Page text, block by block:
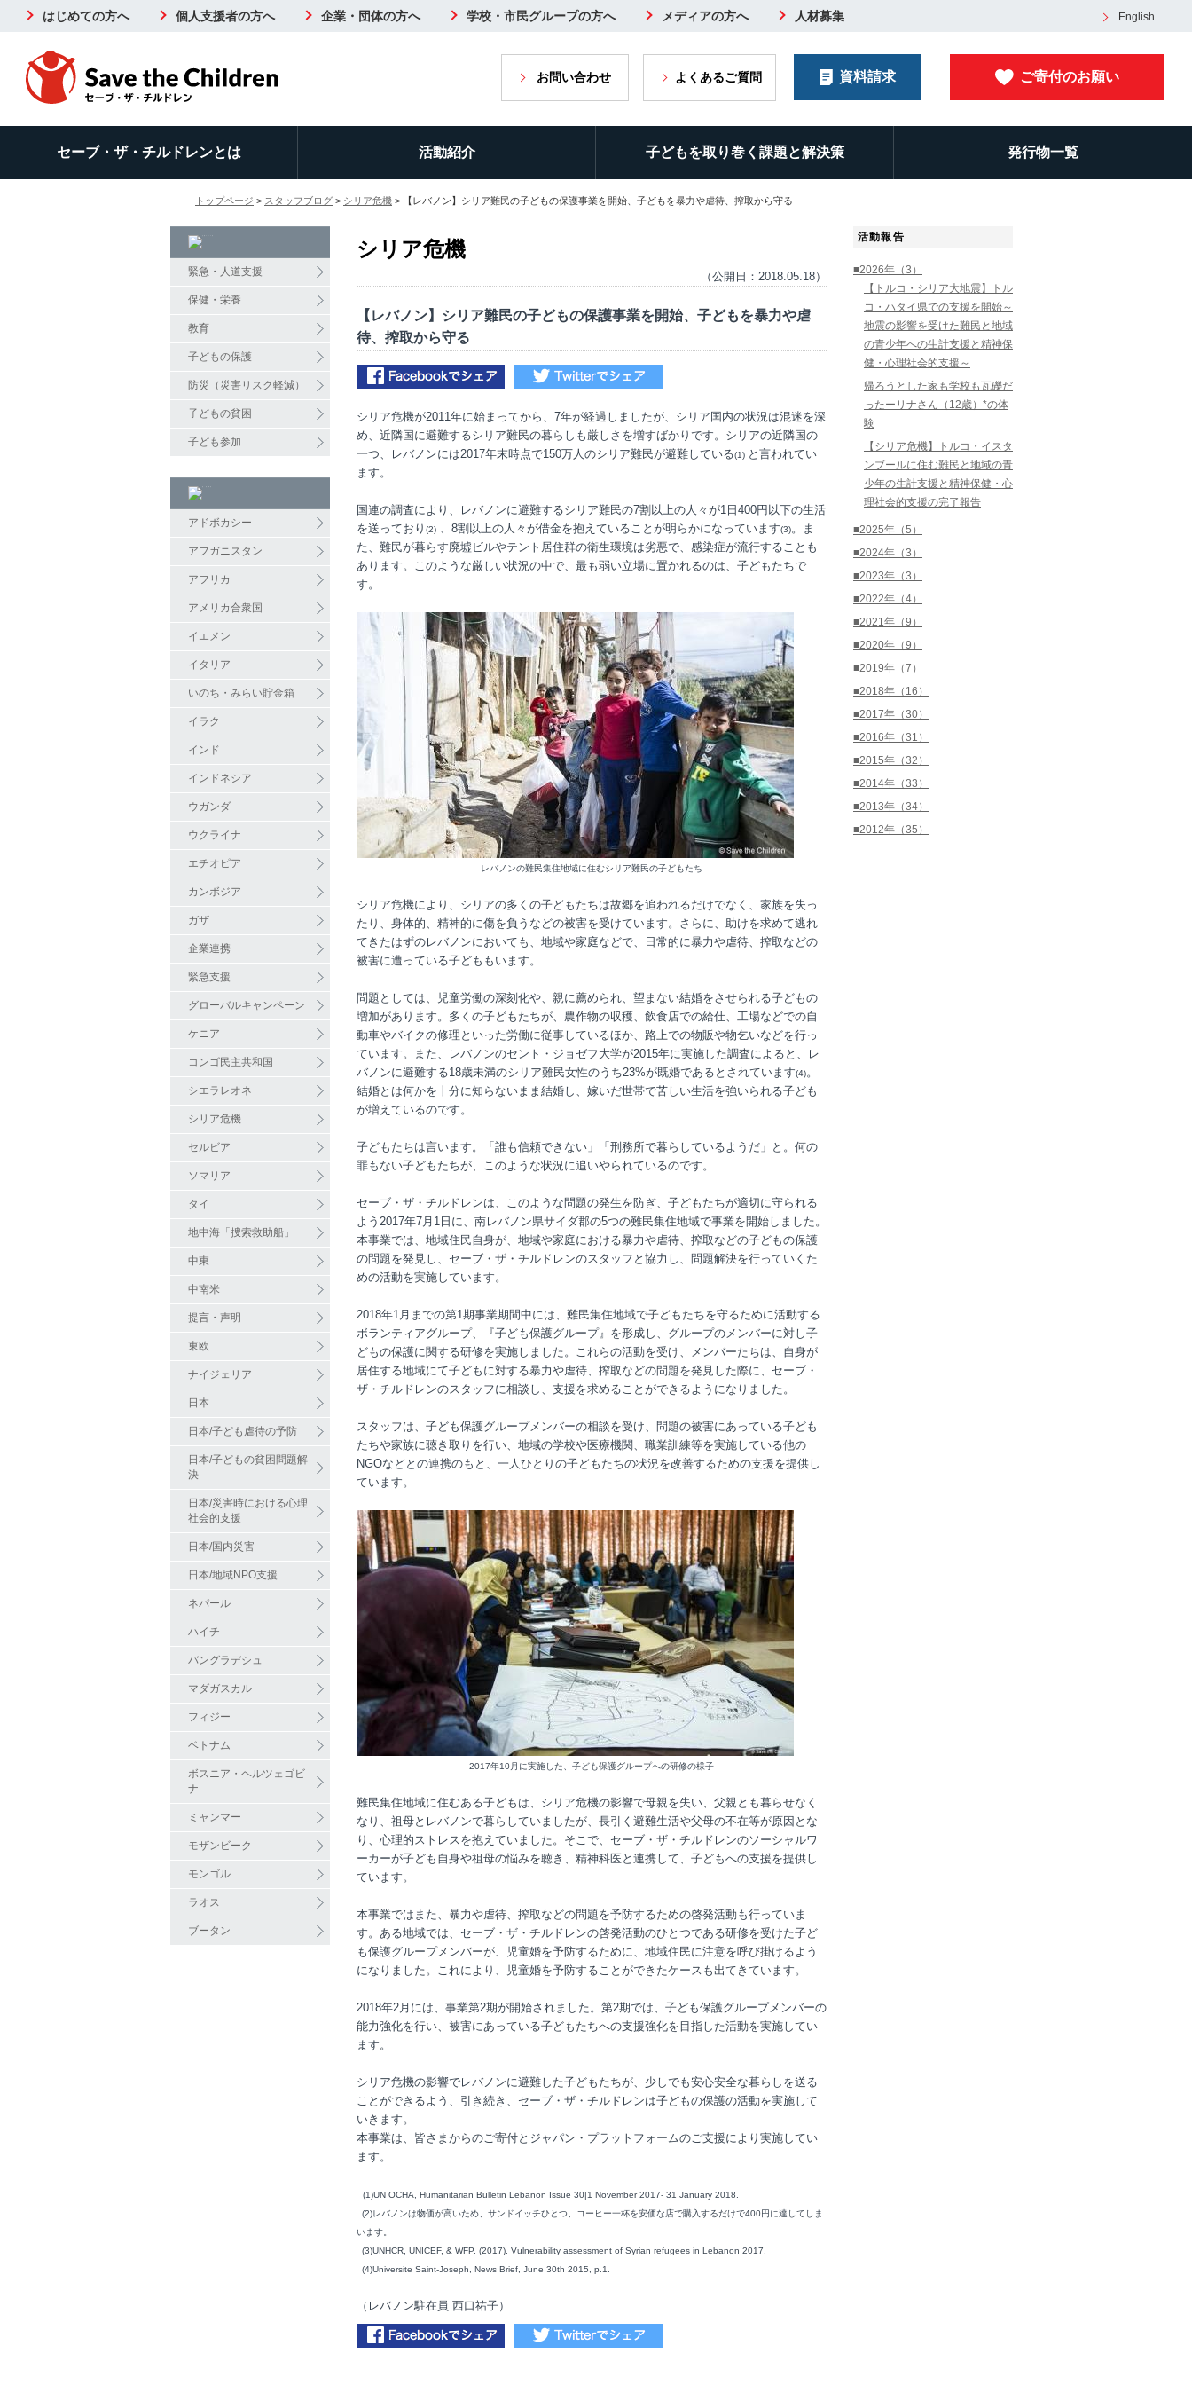
はじめての方へ 個人支援者の方へ 企業・団体の方へ 学校・市民グループの方へ メディアの方へ 人材募集 English
お問い合わせ よくあるご質問 資料請求 ご寄付のお願い
セーブ・ザ・チルドレンとは 活動紹介 子どもを取り巻く課題と解決策 発行物一覧
トップページ > スタッフブログ > シリア危機 > 【レバノン】シリア難民の子どもの保護事業を開始、子どもを暴力や虐待、搾取から守る
緊急・人道支援
保健・栄養
教育
子どもの保護
防災（災害リスク軽減）
子どもの貧困
子ども参加
アドボカシー
アフガニスタン
アフリカ
アメリカ合衆国
イエメン
イタリア
いのち・みらい貯金箱
イラク
インド
インドネシア
ウガンダ
ウクライナ
エチオピア
カンボジア
ガザ
企業連携
緊急支援
グローバルキャンペーン
ケニア
コンゴ民主共和国
シエラレオネ
シリア危機
セルビア
ソマリア
タイ
地中海「捜索救助船」
中東
中南米
提言・声明
東欧
ナイジェリア
日本
日本/子ども虐待の予防
日本/子どもの貧困問題解
決
日本/災害時における心理
社会的支援
日本/国内災害
日本/地域NPO支援
ネパール
ハイチ
バングラデシュ
マダガスカル
フィジー
ベトナム
ボスニア・ヘルツェゴビ
ナ
ミャンマー
モザンビーク
モンゴル
ラオス
ブータン
シリア危機
（公開日：2018.05.18）
【レバノン】シリア難民の子どもの保護事業を開始、子どもを暴力や虐
待、搾取から守る
シリア危機が2011年に始まってから、7年が経過しましたが、シリア国内の状況は混迷を深
め、近隣国に避難するシリア難民の暮らしも厳しさを増すばかりです。シリアの近隣国の
一つ、レバノンには2017年末時点で150万人のシリア難民が避難している(1) と言われてい
ます。
国連の調査により、レバノンに避難するシリア難民の7割以上の人々が1日400円以下の生活
を送っており (2) 、8割以上の人々が借金を抱えていることが明らかになっています(3)。ま
た、難民が暮らす廃墟ビルやテント居住群の衛生環境は劣悪で、感染症が流行することも
あります。このような厳しい状況の中で、最も弱い立場に置かれるのは、子どもたちで
す。
レバノンの難民集住地域に住むシリア難民の子どもたち
シリア危機により、シリアの多くの子どもたちは故郷を追われるだけでなく、家族を失っ
たり、身体的、精神的に傷を負うなどの被害を受けています。さらに、助けを求めて逃れ
てきたはずのレバノンにおいても、地域や家庭などで、日常的に暴力や虐待、搾取などの
被害に遭っている子どももいます。
問題としては、児童労働の深刻化や、親に薦められ、望まない結婚をさせられる子どもの
増加があります。多くの子どもたちが、農作物の収穫、飲食店での給仕、工場などでの自
動車やバイクの修理といった労働に従事しているほか、路上での物販や物乞いなどを行っ
ています。また、レバノンのセント・ジョゼフ大学が2015年に実施した調査によると、レ
バノンに避難する18歳未満のシリア難民女性のうち23%が既婚であるとされています(4)。
結婚とは何かを十分に知らないまま結婚し、嫁いだ世帯で苦しい生活を強いられる子ども
が増えているのです。
子どもたちは言います。「誰も信頼できない」「刑務所で暮らしているようだ」と。何の
罪もない子どもたちが、このような状況に追いやられているのです。
セーブ・ザ・チルドレンは、このような問題の発生を防ぎ、子どもたちが適切に守られる
よう2017年7月1日に、南レバノン県サイダ郡の5つの難民集住地域で事業を開始しました。
本事業では、地域住民自身が、地域や家庭における暴力や虐待、搾取などの子どもの保護
の問題を発見し、セーブ・ザ・チルドレンのスタッフと協力し、問題解決を行っていくた
めの活動を実施しています。
2018年1月までの第1期事業期間中には、難民集住地域で子どもたちを守るために活動する
ボランティアグループ、『子ども保護グループ』を形成し、グループのメンバーに対し子
どもの保護に関する研修を実施しました。これらの活動を受け、メンバーたちは、自身が
居住する地域にて子どもに対する暴力や虐待、搾取などの問題を発見した際に、セーブ・
ザ・チルドレンのスタッフに相談し、支援を求めることができるようになりました。
スタッフは、子ども保護グループメンバーの相談を受け、問題の被害にあっている子ども
たちや家族に聴き取りを行い、地域の学校や医療機関、職業訓練等を実施している他の
NGOなどとの連携のもと、一人ひとりの子どもたちの状況を改善するための支援を提供し
ています。
2017年10月に実施した、子ども保護グループへの研修の様子
難民集住地域に住むある子どもは、シリア危機の影響で母親を失い、父親とも暮らせなく
なり、祖母とレバノンで暮らしていましたが、長引く避難生活や父母の不在等が原因とな
り、心理的ストレスを抱えていました。そこで、セーブ・ザ・チルドレンのソーシャルワ
ーカーが子ども自身や祖母の悩みを聴き、精神科医と連携して、子どもへの支援を提供し
ています。
本事業ではまた、暴力や虐待、搾取などの問題を予防するための啓発活動も行っていま
す。ある地域では、セーブ・ザ・チルドレンの啓発活動のひとつである研修を受けた子ど
も保護グループメンバーが、児童婚を予防するために、地域住民に注意を呼び掛けるよう
になりました。これにより、児童婚を予防することができたケースも出てきています。
2018年2月には、事業第2期が開始されました。第2期では、子ども保護グループメンバーの
能力強化を行い、被害にあっている子どもたちへの支援強化を目指した活動を実施してい
ます。
シリア危機の影響でレバノンに避難した子どもたちが、少しでも安心安全な暮らしを送る
ことができるよう、引き続き、セーブ・ザ・チルドレンは子どもの保護の活動を実施して
いきます。
本事業は、皆さまからのご寄付とジャパン・プラットフォームのご支援により実施してい
ます。
(1)UN OCHA, Humanitarian Bulletin Lebanon Issue 30|1 November 2017- 31 January 2018.
(2)レバノンは物価が高いため、サンドイッチひとつ、コーヒー一杯を安価な店で購入するだけで400円に達してしま
います。
(3)UNHCR, UNICEF, & WFP. (2017). Vulnerability assessment of Syrian refugees in Lebanon 2017.
(4)Universite Saint-Joseph, News Brief, June 30th 2015, p.1.
（レバノン駐在員 西口祐子）
活動報告
■2026年（3）
【トルコ・シリア大地震】トル
コ・ハタイ県での支援を開始～
地震の影響を受けた難民と地域
の青少年への生計支援と精神保
健・心理社会的支援～
帰ろうとした家も学校も瓦礫だ
ったーリナさん（12歳）*の体
験
【シリア危機】トルコ・イスタ
ンブールに住む難民と地域の青
少年の生計支援と精神保健・心
理社会的支援の完了報告
■2025年（5）
■2024年（3）
■2023年（3）
■2022年（4）
■2021年（9）
■2020年（9）
■2019年（7）
■2018年（16）
■2017年（30）
■2016年（31）
■2015年（32）
■2014年（33）
■2013年（34）
■2012年（35）